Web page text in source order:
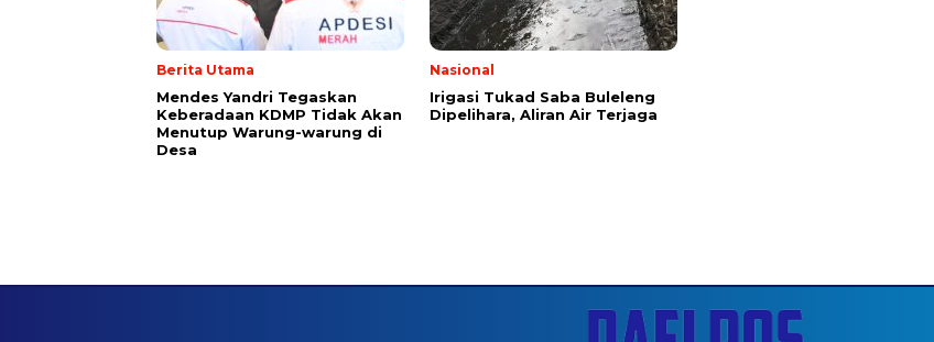
Berita Utama
Mendes Yandri Tegaskan
Keberadaan KDMP Tidak Akan
Menutup Warung-warung di
Desa
Nasional
Irigasi Tukad Saba Buleleng
Dipelihara, Aliran Air Terjaga